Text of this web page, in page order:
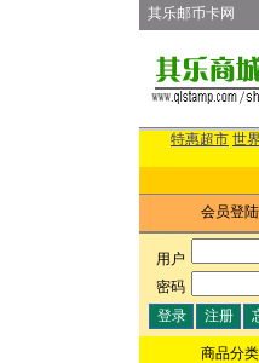
其乐邮币卡网
特惠超市 世
会员登陆
用户:
密码:
商品分类